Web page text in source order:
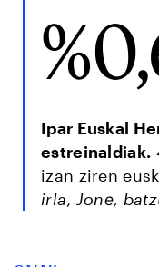
Ipar Euskal
estreinaldiak.
izan ziren
irla, Jone,